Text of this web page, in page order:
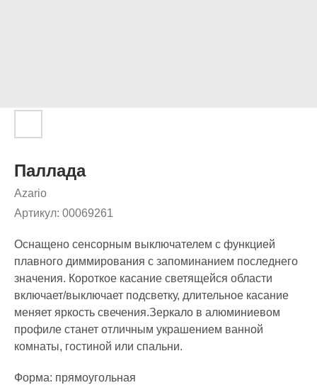
Паллада
Azario
Артикул: 00069261
Оснащено сенсорным выключателем с функцией
плавного диммирования с запоминанием последнего
значения. Короткое касание светящейся области
включает/выключает подсветку, длительное касание
меняет яркость свечения.Зеркало в алюминиевом
профиле станет отличным украшением ванной
комнаты, гостиной или спальни.
Форма: прямоугольная